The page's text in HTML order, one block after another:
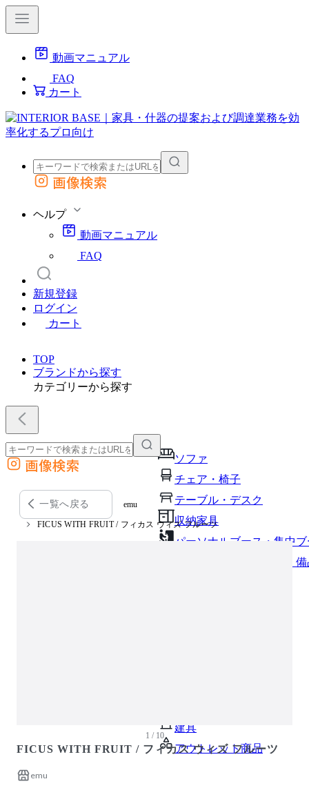
動画マニュアル
FAQ
カート
外部サイトの商品をカートに追加
画像検索
ヘルプ
動画マニュアル
FAQ
新規登録
ログイン
カート
TOP
ブランドから探す
カテゴリーから探す
ソファ
チェア・椅子
テーブル・デスク
収納家具
パーソナルブース・集中
オフィスアクセサリー・
建具
アウトレット商品
外部サイトの商品をカートに追加
他のサイトで見つけた商品ページのURLを貼り付けて、カートに追加できます
画像検索
一覧へ戻る emu
FICUS WITH FRUIT / フィカス ウィズ フルーツ
1 / 10
FICUS WITH FRUIT / フィカス ウィズ フルーツ
emu